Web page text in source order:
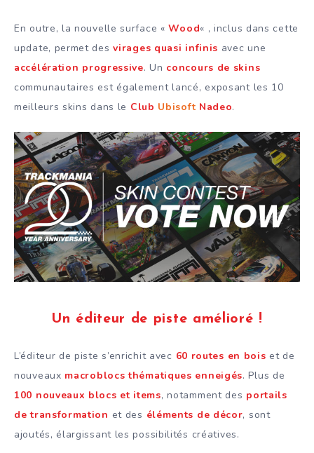
En outre, la nouvelle surface «Wood« , inclus dans cette
update, permet desvirages quasi infinis avec une
accélération progressive. Un concours de skins
communautaires est également lancé, exposant les 10
meilleurs skins dans le Club Ubisoft Nadeo.
Un éditeur de piste amélioré !
L’éditeur de piste s’enrichit avec 60 routes en bois et de
nouveaux macroblocs thématiques enneigés. Plus de
100 nouveaux blocs et items, notamment des portails
de transformation et des éléments de décor, sont
ajoutés, élargissant les possibilités créatives.